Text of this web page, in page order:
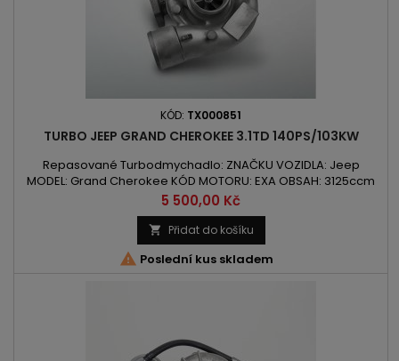
KÓD: TX000851
TURBO JEEP GRAND CHEROKEE 3.1TD 140PS/103KW
Repasované Turbodmychadlo: ZNAČKU VOZIDLA: Jeep
MODEL: Grand Cherokee KÓD MOTORU: EXA OBSAH: 3125ccm
3.1 TD VÝKON: 140PS / 103kW ROK VÝROBY: 1999 -
Cena
5 500,00 Kč
 Přidat do košíku
 Poslední kus skladem